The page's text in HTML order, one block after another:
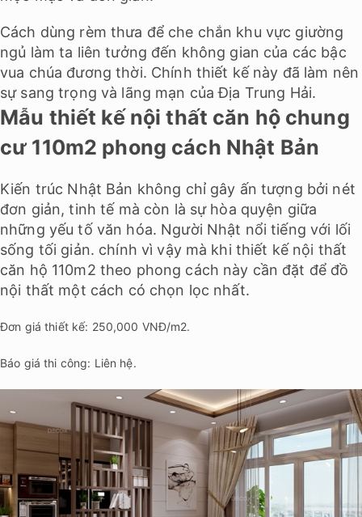
Cách dùng rèm thưa để che chắn khu vực giường
ngủ làm ta liên tưởng đến không gian của các bậc
vua chúa đương thời. Chính thiết kế này đã làm nên
sự sang trọng và lãng mạn của Địa Trung Hải.
Mẫu thiết kế nội thất căn hộ chung
cư 110m2 phong cách Nhật Bản
Kiến trúc Nhật Bản không chỉ gây ấn tượng bởi nét
đơn giản, tinh tế mà còn là sự hòa quyện giữa
những yếu tố văn hóa. Người Nhật nổi tiếng với lối
sống tối giản. chính vì vậy mà khi thiết kế nội thất
căn hộ 110m2 theo phong cách này cần đặt để đồ
nội thất một cách có chọn lọc nhất.
Đơn giá thiết kế: 250,000 VNĐ/m2.
Báo giá thi công: Liên hệ.